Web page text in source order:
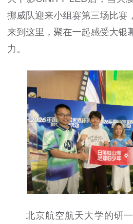
挪威队迎来小组赛第三场比赛
来到这里，聚在一起感受大银
力。
北京航空航天大学的研